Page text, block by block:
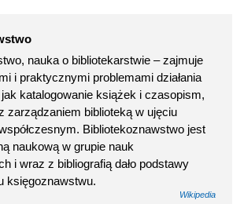
nauka o bibliotekarstwie – zajmuje
i praktycznymi problemami działania
katalogowanie książek i czasopism,
zarządzaniem biblioteką w ujęciu
Bibliotekoznawstwo jest
naukową w grupie nauk
i wraz z bibliografią dało podstawy
księgoznawstwu.
Wikipedia